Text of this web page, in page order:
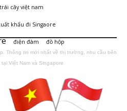
cây việt nam
khẩu đi Singaore
điện đàm đồ hộp
Thông tin mới nhất về thị trường, nhu cầu bên
Việt Nam và Singapore